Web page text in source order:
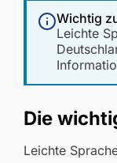
Wichtig
Leichte
Die
Leichte